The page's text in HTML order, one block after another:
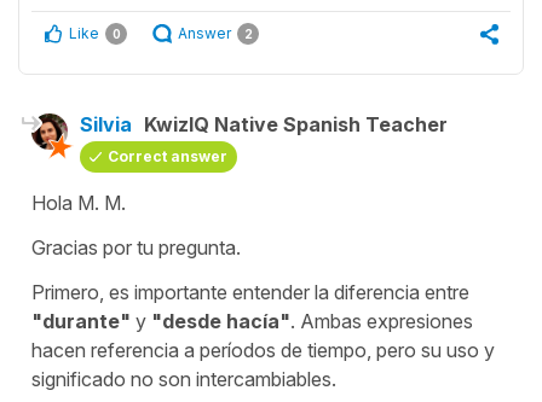
Like 0 Answer 2
Silvia KwizIQ Native Spanish Teacher
Correct answer
Hola M. M.
Gracias por tu pregunta.
Primero, es importante entender la diferencia entre
"durante" y "desde hacía". Ambas expresiones
hacen referencia a períodos de tiempo, pero su uso y
significado no son intercambiables.